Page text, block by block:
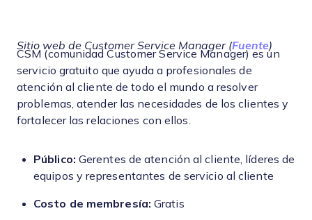
Sitio web de Customer Service Manager (Fuente)
CSM (comunidad Customer Service Manager) es un
servicio gratuito que ayuda a profesionales de
atención al cliente de todo el mundo a resolver
problemas, atender las necesidades de los clientes y
fortalecer las relaciones con ellos.
Público: Gerentes de atención al cliente, líderes de
equipos y representantes de servicio al cliente
Costo de membresía: Gratis